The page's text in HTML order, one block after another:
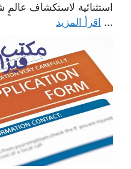
استثنائية لاستكشاف
... اقرأ المزيد